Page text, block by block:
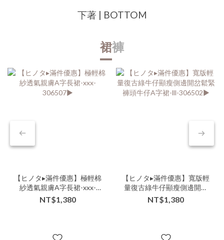
下著 | BOTTOM
裙褲
【ヒノタ▸滿件優惠】極輕棉
紗透氣親膚A字長裙-xxx-
306507▶
NT$1,380
【ヒノタ▸滿件優惠】寬版輕
量復古綠牛仔顯瘦側邊開岔
鬆緊褲頭牛仔A字裙-lll-
306502▶
NT$1,380